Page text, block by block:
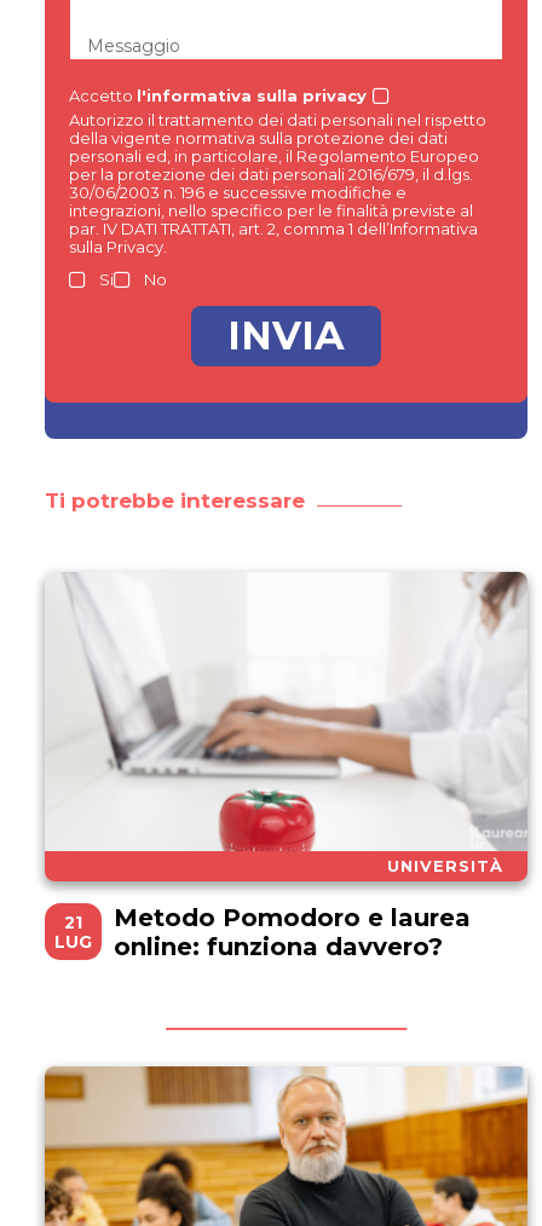
Messaggio
Accetto l'informativa sulla privacy
Autorizzo il trattamento dei dati personali nel rispetto
della vigente normativa sulla protezione dei dati
personali ed, in particolare, il Regolamento Europeo
per la protezione dei dati personali 2016/679, il d.lgs.
30/06/2003 n. 196 e successive modifiche e
integrazioni, nello specifico per le finalità previste al
par. IV DATI TRATTATI, art. 2, comma 1 dell’Informativa
sulla Privacy.
Si
No
Ti potrebbe interessare
UNIVERSITÀ
21
LUG
Metodo Pomodoro e laurea
online: funziona davvero?